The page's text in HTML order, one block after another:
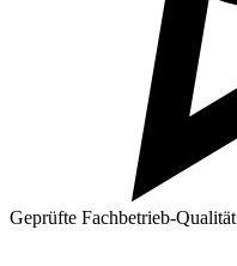
Geprüfte Fachbetrieb-Qualität